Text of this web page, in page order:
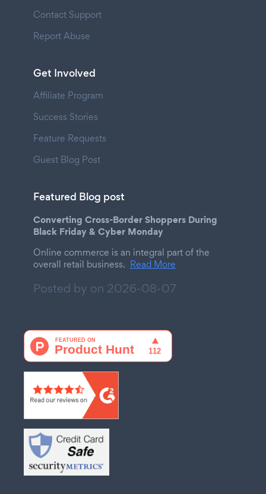
Contact Support
Report Abuse
Get Involved
Affiliate Program
Success Stories
Feature Requests
Guest Blog Post
Featured Blog post
Converting Cross-Border Shoppers During
Black Friday & Cyber Monday
Online commerce is an integral part of the
overall retail business. Read More
Posted by on 2026-08-07